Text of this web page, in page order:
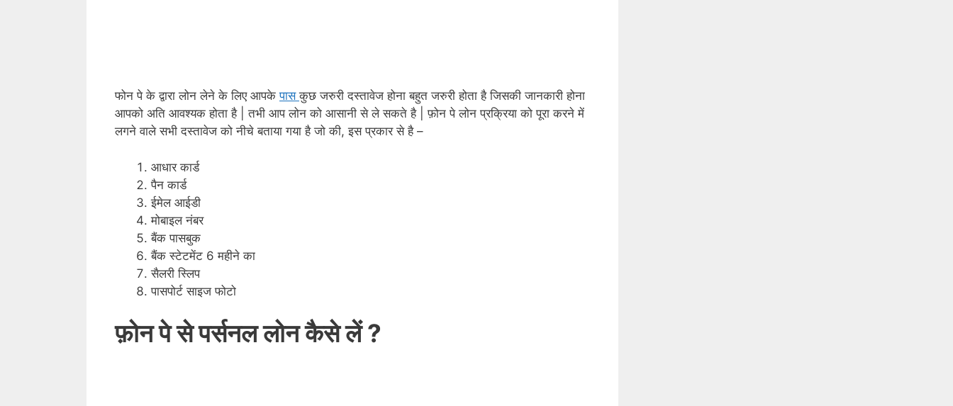
फोन पे के द्वारा लोन लेने के लिए आपकेपासकुछ जरुरी दस्तावेज होना बहुत जरुरी होता है जिसकी जानकारी होना
आपको अति आवश्यक होता है | तभी आप लोन को आसानी से ले सकते है | फ़ोन पे लोन प्रक्रिया को पूरा करने में
लगने वाले सभी दस्तावेज को नीचे बताया गया है जो की, इस प्रकार से है –
आधार कार्ड
पैन कार्ड
ईमेल आईडी
मोबाइल नंबर
बैंक पासबुक
बैंक स्टेटमेंट 6 महीने का
सैलरी स्लिप
पासपोर्ट साइज फोटो
फ़ोन पे से पर्सनल लोन कैसे लें ?